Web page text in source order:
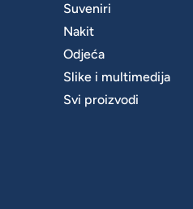
Suveniri
Nakit
Odjeća
Slike i multimedija
Svi proizvodi